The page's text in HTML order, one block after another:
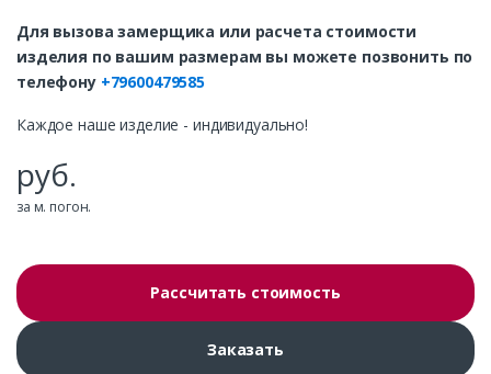
Для вызова замерщика или расчета стоимости
изделия по вашим размерам вы можете позвонить по
телефону +79600479585
Каждое наше изделие - индивидуально!
руб.
за м. погон.
Рассчитать стоимость
Заказать